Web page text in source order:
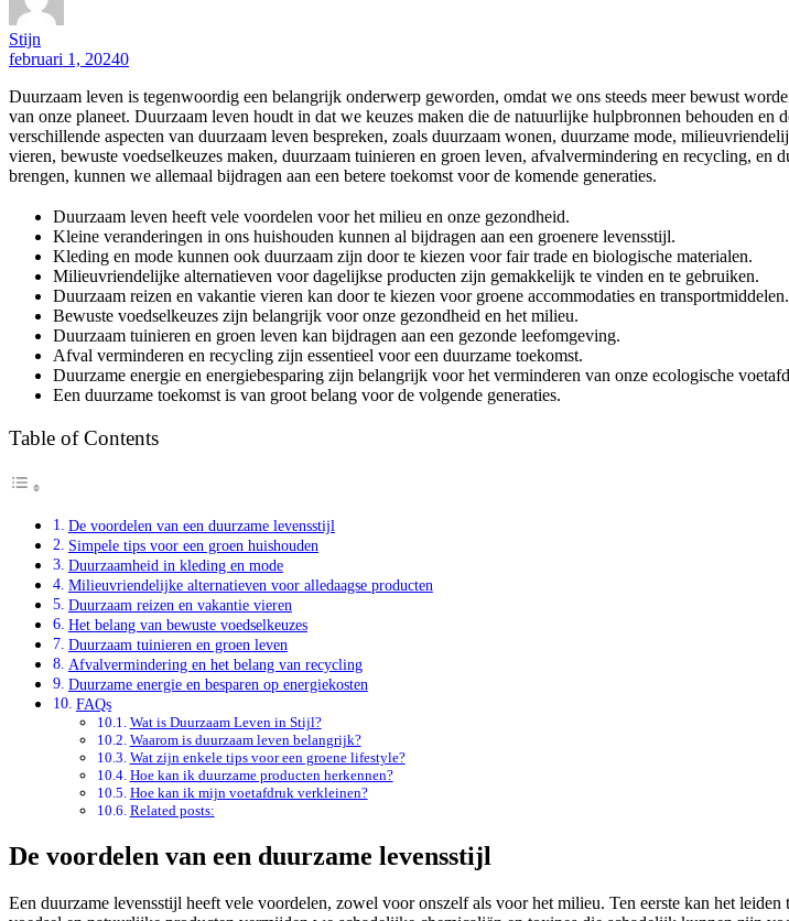
Stijn
februari 1, 20240
Duurzaam leven is tegenwoordig een belangrijk onderwerp geworden, omdat we ons steeds meer bewust
van onze planeet. Duurzaam leven houdt in dat we keuzes maken die de natuurlijke hulpbronnen behouden
verschillende aspecten van duurzaam leven bespreken, zoals duurzaam wonen, duurzame mode,
vieren, bewuste voedselkeuzes maken, duurzaam tuinieren en groen leven, afvalvermindering en recycling, en
brengen, kunnen we allemaal bijdragen aan een betere toekomst voor de komende generaties.
Duurzaam leven heeft vele voordelen voor het milieu en onze gezondheid.
Kleine veranderingen in ons huishouden kunnen al bijdragen aan een groenere levensstijl.
Kleding en mode kunnen ook duurzaam zijn door te kiezen voor fair trade en biologische materialen.
Milieuvriendelijke alternatieven voor dagelijkse producten zijn gemakkelijk te vinden en te gebruiken.
Duurzaam reizen en vakantie vieren kan door te kiezen voor groene accommodaties en transportmiddelen.
Bewuste voedselkeuzes zijn belangrijk voor onze gezondheid en het milieu.
Duurzaam tuinieren en groen leven kan bijdragen aan een gezonde leefomgeving.
Afval verminderen en recycling zijn essentieel voor een duurzame toekomst.
Duurzame energie en energiebesparing zijn belangrijk voor het verminderen van onze ecologische
Een duurzame toekomst is van groot belang voor de volgende generaties.
Table of Contents
De voordelen van een duurzame levensstijl
Simpele tips voor een groen huishouden
Duurzaamheid in kleding en mode
Milieuvriendelijke alternatieven voor alledaagse producten
Duurzaam reizen en vakantie vieren
Het belang van bewuste voedselkeuzes
Duurzaam tuinieren en groen leven
Afvalvermindering en het belang van recycling
Duurzame energie en besparen op energiekosten
FAQs
Wat is Duurzaam Leven in Stijl?
Waarom is duurzaam leven belangrijk?
Wat zijn enkele tips voor een groene lifestyle?
Hoe kan ik duurzame producten herkennen?
Hoe kan ik mijn voetafdruk verkleinen?
Related posts:
De voordelen van een duurzame levensstijl
Een duurzame levensstijl heeft vele voordelen, zowel voor onszelf als voor het milieu. Ten eerste kan het